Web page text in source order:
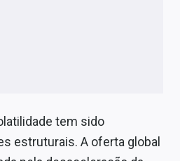
tem sido
estruturais. A oferta global